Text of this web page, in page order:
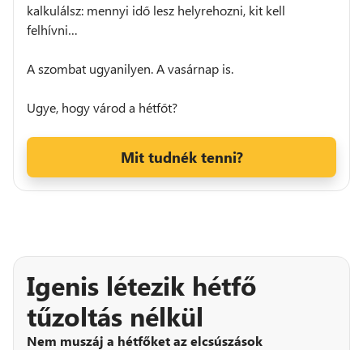
kalkulálsz: mennyi idő lesz helyrehozni, kit kell
felhívni…
A szombat ugyanilyen. A vasárnap is.
Ugye, hogy várod a hétfőt?
Mit tudnék tenni?
Igenis létezik hétfő
tűzoltás nélkül
Nem muszáj a hétfőket az elcsúszások